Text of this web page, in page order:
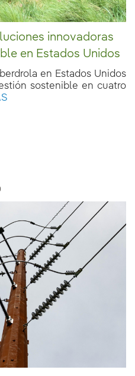
innovadoras
en Estados Unidos
en Estados Unidos
sostenible en cuatro